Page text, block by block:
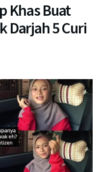
Khas Buat
Darjah 5 Curi